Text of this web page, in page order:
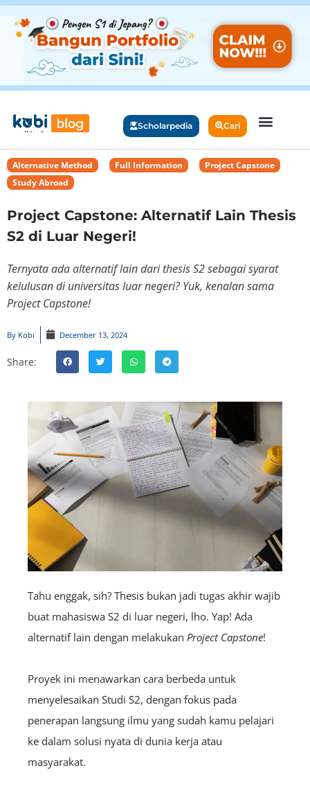
Scholarpedia Cari
Alternative Method Full Information Project Capstone
Study Abroad
Project Capstone: Alternatif Lain Thesis
S2 di Luar Negeri!
Ternyata ada alternatif lain dari thesis S2 sebagai syarat
kelulusan di universitas luar negeri? Yuk, kenalan sama
Project Capstone!
By Kobi December 13, 2024
Share:
Tahu enggak, sih? Thesis bukan jadi tugas akhir wajib
buat mahasiswa S2 di luar negeri, lho. Yap! Ada
alternatif lain dengan melakukan Project Capstone!
Proyek ini menawarkan cara berbeda untuk
menyelesaikan Studi S2, dengan fokus pada
penerapan langsung ilmu yang sudah kamu pelajari
ke dalam solusi nyata di dunia kerja atau
masyarakat.